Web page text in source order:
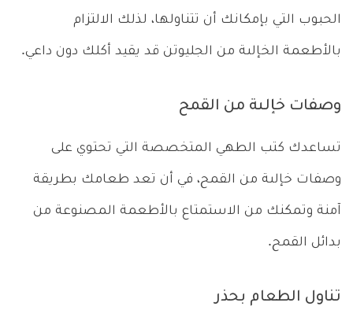
الحبوب التي بإمكانك أن تتناولها، لذلك الالتزام
بالأطعمة الخإلىة من الجليوتن قد يقيد أكلك دون داعي.
وصفات خإلىة من القمح
تساعدك كتب الطهي المتخصصة التي تحتوي على
وصفات خإلىة من القمح، في أن تعد طعامك بطريقة
آمنة وتمكنك من الاستمتاع بالأطعمة المصنوعة من
بدائل القمح.
تناول الطعام بحذر